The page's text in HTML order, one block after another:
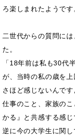
ろ楽しまれたようです
二世代からの質問に
た。
「18年前は私も30代
が、当時の私の歳を
さほど感じないんで
仕事のこと、家族の
かる』と共感する感じ
逆に今の大学生に関